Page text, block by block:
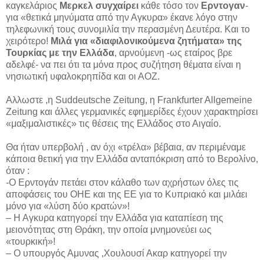
καγκελάριος Μερκελ συγχαίρει κάθε τόσο τον Ερντογαν-
για «θετικά μηνύματα από την Αγκυρα» έκανε λόγο στην
τηλεφωνική τους συνομιλία την περασμένη Δευτέρα. Και το
χειρότερο! Μιλά για «διαφιλονικούμενα ζητήματα» της
Τουρκίας με την Ελλάδα, αρνούμενη -ως εταίρος βρε
αδελφέ- να πει ότι τα μόνα προς συζήτηση θέματα είναι η
νησιωτική υφαλοκρηπίδα και οι ΑΟΖ.
Αλλωστε ,η Suddeutsche Zeitung, η Frankfurter Allgemeine
Zeitung και άλλες γερμανικές εφημερίδες έχουν χαρακτηρίσει
«μαξιμαλιστικές» τις θέσεις της Ελλάδος στο Αιγαίο.
Θα ήταν υπερβολή , αν όχι «τρέλα» βέβαια, αν περιμέναμε
κάποια θετική για την Ελλάδα ανταπόκριση από το Βερολίνο,
όταν :
-Ο Ερντογάν πετάει στον κάλαθο των αχρήστων όλες τις
αποφάσεις του ΟΗΕ και της ΕΕ για το Κυπριακό και μιλάει
μόνο για «λύση δύο κρατών»!
– Η Αγκυρα κατηγορεί την Ελλάδα για καταπίεση της
μειονότητας στη Θράκη, την οποία μνημονεύει ως
«τουρκική»!
– Ο υπουργός Αμυνας ,Χουλουσί Ακαρ κατηγορεί την